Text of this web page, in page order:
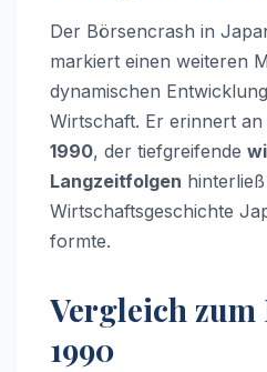
Der Börsencrash in
markiert einen weiteren
dynamischen
Wirtschaft. Er erinnert an
1990, der tiefgreifende
Langzeitfolgen
Wirtschaftsgeschichte
formte.
Vergleich zum
1990